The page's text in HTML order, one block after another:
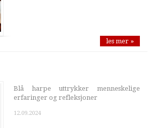
les mer »
Blå harpe uttrykker menneskelige
erfaringer og refleksjoner
12.09.2024